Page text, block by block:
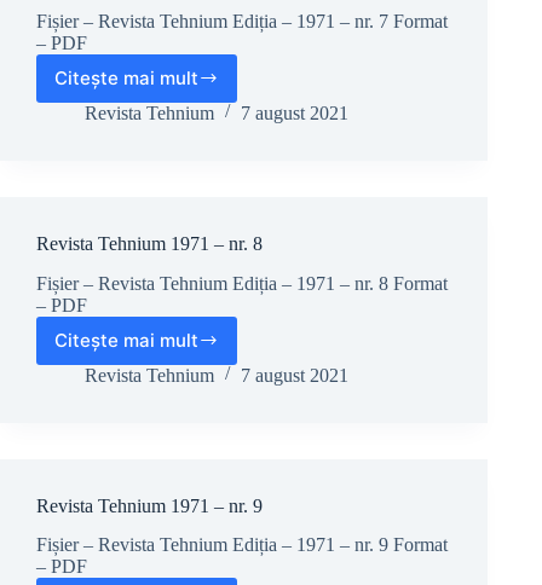
Fișier – Revista Tehnium Ediția – 1971 – nr. 7 Format
– PDF
Citește mai mult
Revista
Tehnium
Revista Tehnium 7 august 2021
Revista Tehnium 1971 – nr. 8
Fișier – Revista Tehnium Ediția – 1971 – nr. 8 Format
– PDF
Citește mai mult
Revista
Tehnium
Revista Tehnium 7 august 2021
Revista Tehnium 1971 – nr. 9
Fișier – Revista Tehnium Ediția – 1971 – nr. 9 Format
– PDF